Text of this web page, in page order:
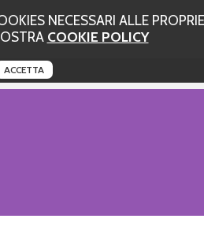
NECESSARI ALLE
COOKIE POLICY
ACCETTA